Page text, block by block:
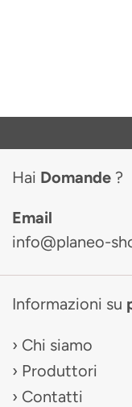
Hai Domande ?
Email
info@planeo-
Informazioni su
Chi siamo
Produttori
Contatti